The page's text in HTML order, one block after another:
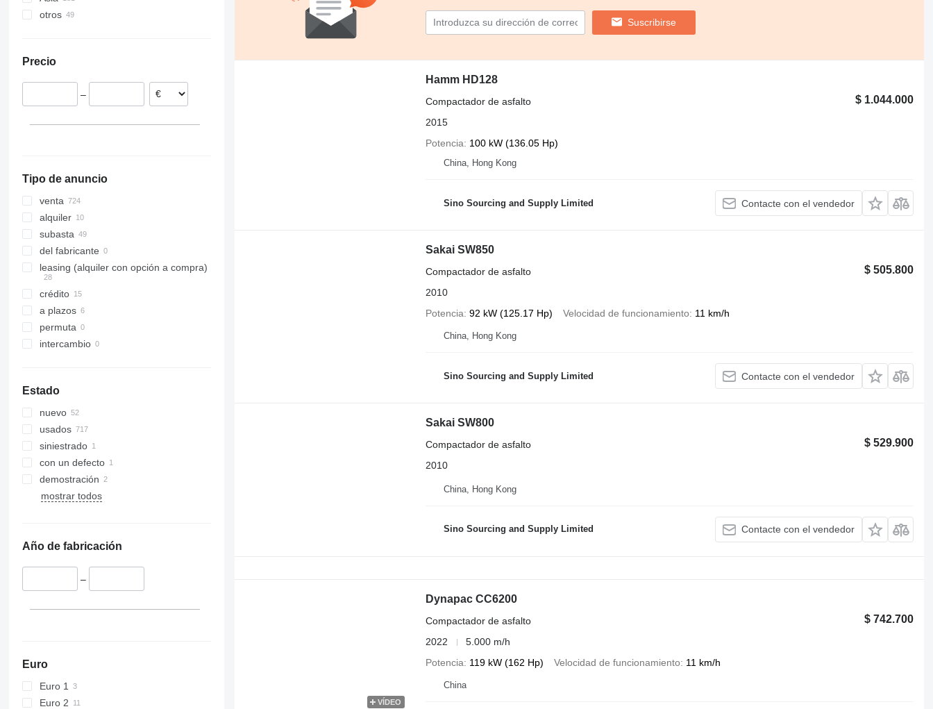
Polonia
Lituania
Reino Unido
China
India
Israel
otros
Sudáfrica
Sierra Leona
Precio
–
Tipo de anuncio
venta
alquiler
subasta
del fabricante
leasing (alquiler con opción a compra)
crédito
a plazos
permuta
intercambio
Estado
nuevo
usados
siniestrado
con un defecto
demostración
mostrar todos
Año de fabricación
–
Euro
Euro 1
Euro 2
Suscribirse
Hamm HD128
$ 1.044.000
Compactador de asfalto
2015
Potencia
100 kW (136.05 Hp)
China, Hong Kong
Sino Sourcing and Supply Limited Contacte con el vendedor
Sakai SW850
$ 505.800
Compactador de asfalto
2010
Potencia 92 kW (125.17 Hp) Velocidad de funcionamiento 11 km/h
China, Hong Kong
Sino Sourcing and Supply Limited Contacte con el vendedor
Sakai SW800
$ 529.900
Compactador de asfalto
2010
China, Hong Kong
Sino Sourcing and Supply Limited Contacte con el vendedor
VÍDEO
Dynapac CC6200
$ 742.700
Compactador de asfalto
2022
5.000 m/h
Potencia 119 kW (162 Hp) Velocidad de funcionamiento 11 km/h
China